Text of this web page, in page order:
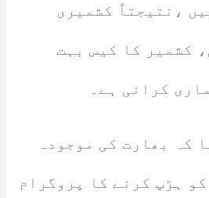
،نتیجتاً کشمیری
کشمیر کا کیس بہت
کرانی ہے۔
کہ بھارت کی موجودہ
ہڑپ کرنے کا پروگرام